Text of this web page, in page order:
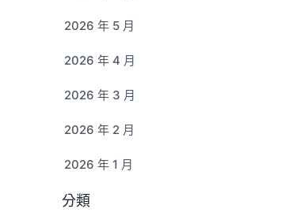
2026 年 5 月
2026 年 4 月
2026 年 3 月
2026 年 2 月
2026 年 1 月
分類